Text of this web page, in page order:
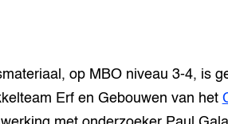
voor varkens
op MBO niveau 3-4, is
Erf en Gebouwen van het